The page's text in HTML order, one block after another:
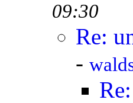
09:30
Re:
-